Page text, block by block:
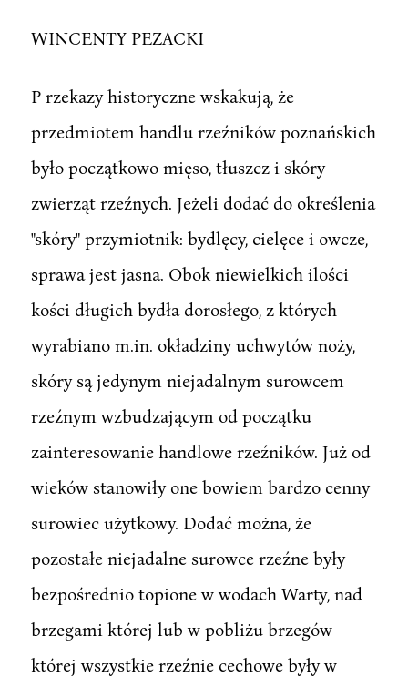
WINCENTY PEZACKI
P rzekazy historyczne wskakują, że
przedmiotem handlu rzeźników poznańskich
było początkowo mięso, tłuszcz i skóry
zwierząt rzeźnych. Jeżeli dodać do określenia
"skóry" przymiotnik: bydlęcy, cielęce i owcze,
sprawa jest jasna. Obok niewielkich ilości
kości długich bydła dorosłego, z których
wyrabiano m.in. okładziny uchwytów noży,
skóry są jedynym niejadalnym surowcem
rzeźnym wzbudzającym od początku
zainteresowanie handlowe rzeźników. Już od
wieków stanowiły one bowiem bardzo cenny
surowiec użytkowy. Dodać można, że
pozostałe niejadalne surowce rzeźne były
bezpośrednio topione w wodach Warty, nad
brzegami której lub w pobliżu brzegów
której wszystkie rzeźnie cechowe były w